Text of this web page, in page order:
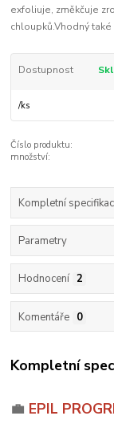
exfoliuje, změkčuje
chloupků.Vhodný
Dostupnost
/ks
Číslo produktu:
množství:
Kompletní
Parametry
Hodnocení 2
Komentáře 0
Kompletní
💼 EPIL